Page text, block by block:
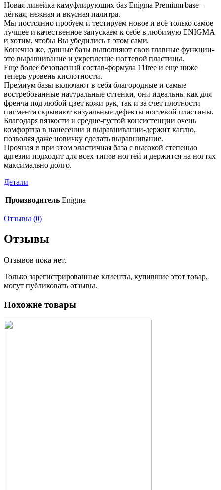
Новая линейка камуфлирующих баз Enigma Premium base –
лёгкая, нежная и вкусная палитра.
Мы постоянно пробуем и тестируем новое и всё только самое
лучшее и качественное запускаем к себе в любимую ENIGMA
и хотим, чтобы Вы убедились в этом сами.
Конечно же, данные базы выполняют свои главные функции-
это выравнивание и укрепление ногтевой пластины.
Еще более безопасный состав-формула 11free и еще ниже
теперь уровень кислотности.
Премиум базы включают в себя благородные и самые
востребованные натуральные оттенки, они идеальны как для
френча под любой цвет кожи рук, так и за счет плотности
пигмента скрывают визуальные дефекты ногтевой пластины.
Благодаря вязкости и средне-густой консистенции очень
комфортна в нанесении и выравнивании-держит каплю,
позволяя даже новичку сделать выравнивание.
Прочная и при этом эластичная база с высокой степенью
адгезии подходит для всех типов ногтей и держится на ногтях
максимально долго.
Детали
Производитель Enigma
Отзывы (0)
Отзывы
Отзывов пока нет.
Только зарегистрированные клиенты, купившие этот товар,
могут публиковать отзывы.
Похожие товары